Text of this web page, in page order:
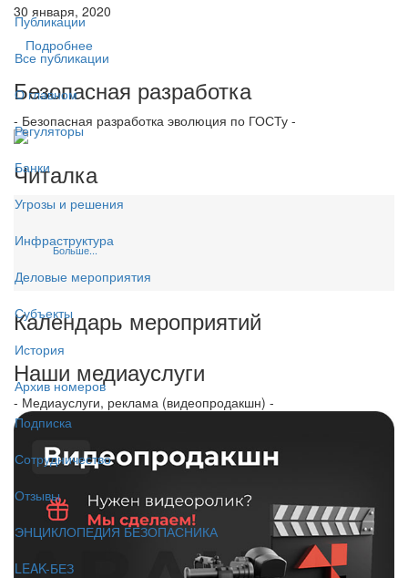
Публикации
Все публикации
О главном
Регуляторы
Банки
Угрозы и решения
Инфраструктура
Деловые мероприятия
Субъекты
История
Архив номеров
Подписка
Сотрудничество
Отзывы
ЭНЦИКЛОПЕДИЯ БЕЗОПАСНИКА
LEAK-БЕЗ
30 января, 2020
Подробнее
Безопасная разработка
- Безопасная разработка эволюция по ГОСТу -
Читалка
Больше...
Календарь мероприятий
Наши медиауслуги
- Медиауслуги, реклама (видеопродакшн) -